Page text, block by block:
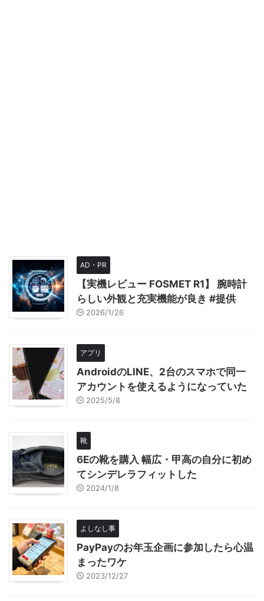
AD・PR
【実機レビュー FOSMET R1】 腕時計
らしい外観と充実機能が良き #提供
2026/1/26
アプリ
AndroidのLINE、2台のスマホで同一
アカウントを使えるようになっていた
2025/5/8
靴
6Eの靴を購入 幅広・甲高の自分に初め
てシンデレラフィットした
2024/1/8
よしなし事
PayPayのお年玉企画に参加したら心温
まったワケ
2023/12/27